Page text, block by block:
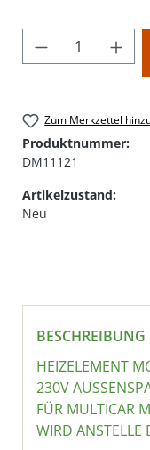
Produkt
Zum Merkzettel
Produktnummer:
DM11121
Artikelzustand:
Neu
BESCHREIBUNG
HEIZELEMENT
230V
ÜR MULTICAR
IRD ANSTELLE